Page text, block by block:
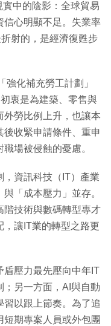
中的陰影：全球貿易
信心明顯不足。失業率
射的，是經濟復甦步
化補充勞工計劃」
衷是為建築、零售與
勞比例上升，也讓本
收緊申請條件、重申
場被侵蝕的憂慮。
資訊科技（IT）產業
「成本壓力」並存。
階技術與數碼轉型專才
，讓IT業的轉型之路更
盾壓力最先壓向中年IT
；另一方面，AI與自動
以跟上節奏。為了追
期專案人員或外包團